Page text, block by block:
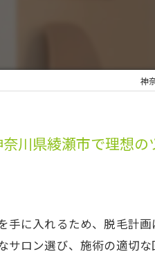
神
川県綾瀬市で理想
手に入れるため、脱毛計
サロン選び、施術の適切